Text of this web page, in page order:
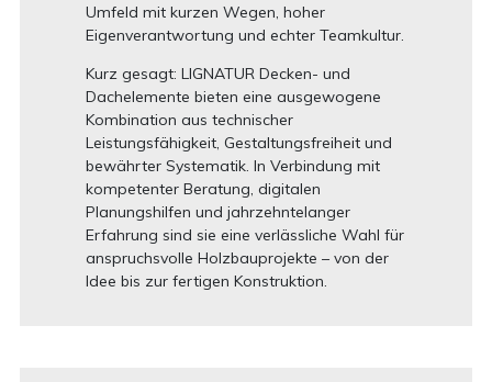
Umfeld mit kurzen Wegen, hoher
Eigenverantwortung und echter Teamkultur.
Kurz gesagt: LIGNATUR Decken- und
Dachelemente bieten eine ausgewogene
Kombination aus technischer
Leistungsfähigkeit, Gestaltungsfreiheit und
bewährter Systematik. In Verbindung mit
kompetenter Beratung, digitalen
Planungshilfen und jahrzehntelanger
Erfahrung sind sie eine verlässliche Wahl für
anspruchsvolle Holzbauprojekte – von der
Idee bis zur fertigen Konstruktion.